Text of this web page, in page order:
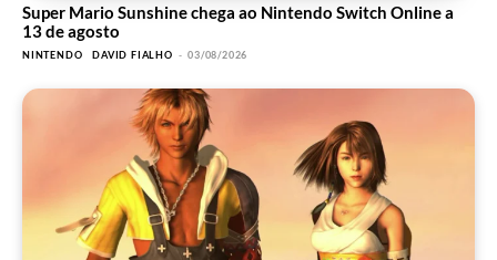
Super Mario Sunshine chega ao Nintendo Switch Online a
13 de agosto
NINTENDO DAVID FIALHO - 03/08/2026